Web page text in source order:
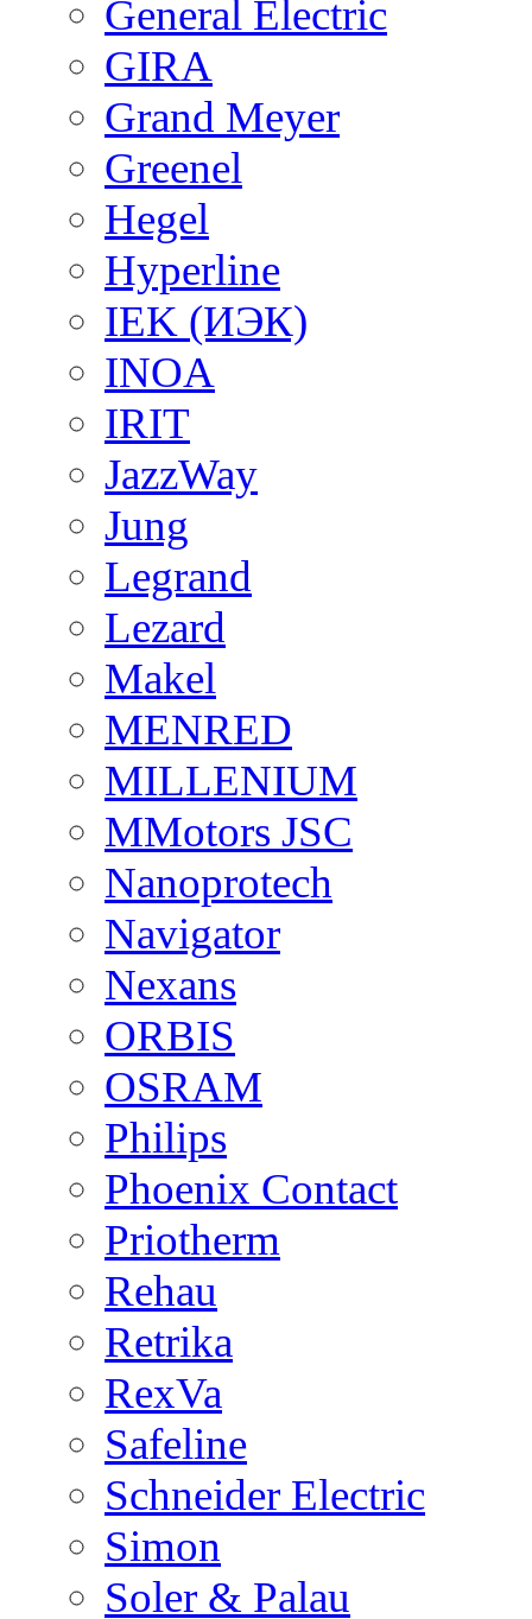
General Electric
GIRA
Grand Meyer
Greenel
Hegel
Hyperline
IEK (ИЭК)
INOA
IRIT
JazzWay
Jung
Legrand
Lezard
Makel
MENRED
MILLENIUM
MMotors JSC
Nanoprotech
Navigator
Nexans
ORBIS
OSRAM
Philips
Phoenix Contact
Priotherm
Rehau
Retrika
RexVa
Safeline
Schneider Electric
Simon
Soler & Palau